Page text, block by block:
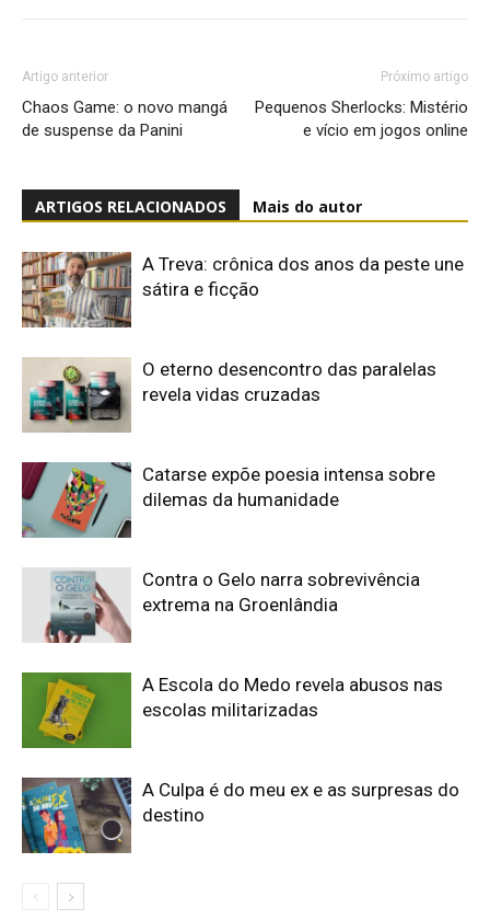
Artigo anterior
Chaos Game: o novo mangá
de suspense da Panini
Próximo artigo
Pequenos Sherlocks: Mistério
e vício em jogos online
ARTIGOS RELACIONADOS Mais do autor
A Treva: crônica dos anos da peste une
sátira e ficção
O eterno desencontro das paralelas
revela vidas cruzadas
Catarse expõe poesia intensa sobre
dilemas da humanidade
Contra o Gelo narra sobrevivência
extrema na Groenlândia
A Escola do Medo revela abusos nas
escolas militarizadas
A Culpa é do meu ex e as surpresas do
destino